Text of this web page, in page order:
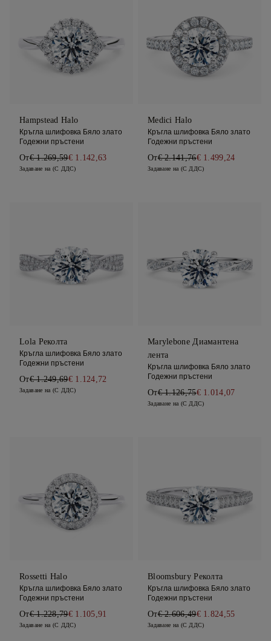
Hampstead Halo
Кръгла шлифовка Бяло злато
Годежни пръстени
От€ 1.269,59€ 1.142,63
Задаване на (С ДДС)
Medici Halo
Кръгла шлифовка Бяло злато
Годежни пръстени
От€ 2.141,76€ 1.499,24
Задаване на (С ДДС)
Lola Реколта
Кръгла шлифовка Бяло злато
Годежни пръстени
От€ 1.249,69€ 1.124,72
Задаване на (С ДДС)
Marylebone Диамантена
лента
Кръгла шлифовка Бяло злато
Годежни пръстени
От€ 1.126,75€ 1.014,07
Задаване на (С ДДС)
Rossetti Halo
Кръгла шлифовка Бяло злато
Годежни пръстени
От€ 1.228,79€ 1.105,91
Задаване на (С ДДС)
Bloomsbury Реколта
Кръгла шлифовка Бяло злато
Годежни пръстени
От€ 2.606,49€ 1.824,55
Задаване на (С ДДС)